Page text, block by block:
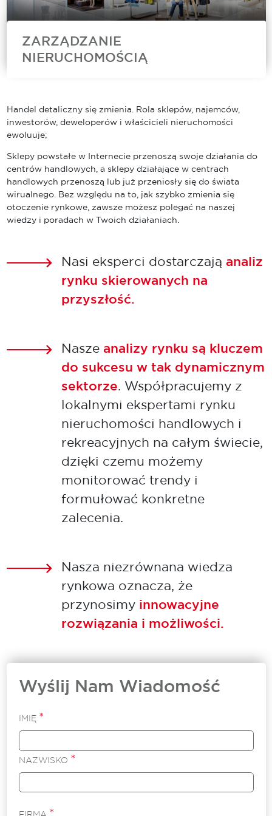
ZARZĄDZANIE
NIERUCHOMOŚCIĄ
świecie. Nasz zespół Asset Services oferuje
szeroki wachlarz usług zarządzania
nieruchomościami komercyjnymi obejmujących
bieżące utrzymanie obiektów, doradztwo
techniczne, usługi...
Handel detaliczny się zmienia. Rola sklepów, najemców,
inwestorów, deweloperów i właścicieli nieruchomości
ewoluuje;
Sklepy powstałe w Internecie przenoszą swoje działania do
centrów handlowych, a sklepy działające w centrach
handlowych przenoszą lub już przeniosły się do świata
wirualnego. Bez względu na to, jak szybko zmienia się
otoczenie rynkowe, zawsze możesz polegać na naszej
wiedzy i poradach w Twoich działaniach.
Nasi eksperci dostarczają analiz
rynku skierowanych na
przyszłość.
Nasze analizy rynku są kluczem
do sukcesu w tak dynamicznym
sektorze. Współpracujemy z
lokalnymi ekspertami rynku
nieruchomości handlowych i
rekreacyjnych na całym świecie,
dzięki czemu możemy
monitorować trendy i
formułować konkretne
zalecenia.
Nasza niezrównana wiedza
rynkowa oznacza, że
przynosimy innowacyjne
rozwiązania i możliwości.
Wyślij Nam Wiadomość
IMIĘ *
NAZWISKO *
FIRMA *